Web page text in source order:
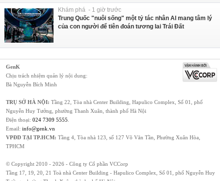
Khám phá - 1 giờ trước
Trung Quốc "nuôi sống" một tỷ tác nhân AI mang tâm lý
của con người để tiên đoán tương lai Trái Đất
GenK
Chịu trách nhiệm quản lý nội dung:
Bà Nguyễn Bích Minh
TRỤ SỞ HÀ NỘI: Tầng 22, Tòa nhà Center Building, Hapulico Complex, Số 01, phố
Nguyễn Huy Tưởng, phường Thanh Xuân, thành phố Hà Nội
Điện thoại: 024 7309 5555
Email: info@genk.vn
VPĐD TẠI TP.HCM: Tầng 4, Tòa nhà 123, số 127 Võ Văn Tần, Phường Xuân Hòa,
TPHCM
© Copyright 2010 - 2026 - Công ty Cổ phần VCCorp
Tầng 17, 19, 20, 21 Toà nhà Center Building - Hapulico Complex, Số 01, phố Nguyễn Huy